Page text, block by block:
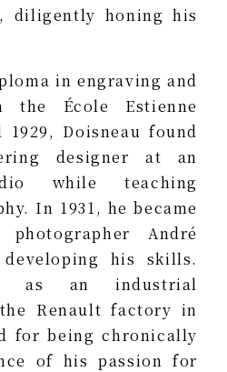
diligently honing his
in engraving and
the École Estienne
1929, Doisneau found
designer at an
while teaching
In 1931, he became
André
his skills.
as an industrial
Renault factory in
for being chronically
of his passion for